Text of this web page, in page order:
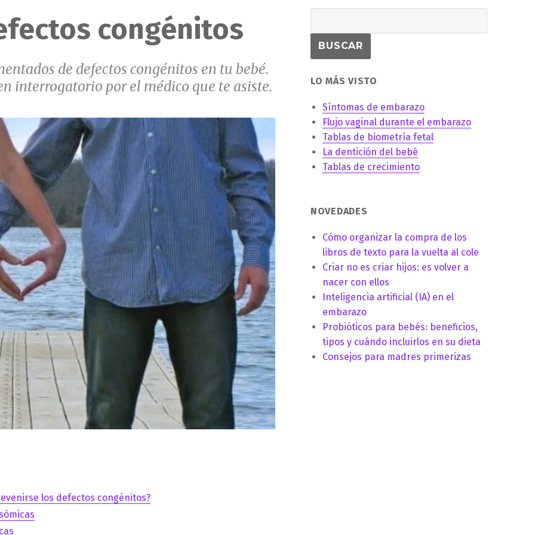
congénitos
de defectos congénitos en tu bebé.
interrogatorio por el médico que te asiste.
los defectos congénitos?
LO MÁS VISTO
Síntomas de embarazo
Flujo vaginal durante el embarazo
Tablas de biometría fetal
La dentición del bebé
Tablas de crecimiento
NOVEDADES
Cómo organizar la compra de los
libros de texto para la vuelta al cole
Criar no es criar hijos: es volver a
nacer con ellos
Inteligencia artificial (IA) en el
embarazo
Probióticos para bebés: beneficios,
tipos y cuándo incluirlos en su dieta
Consejos para madres primerizas